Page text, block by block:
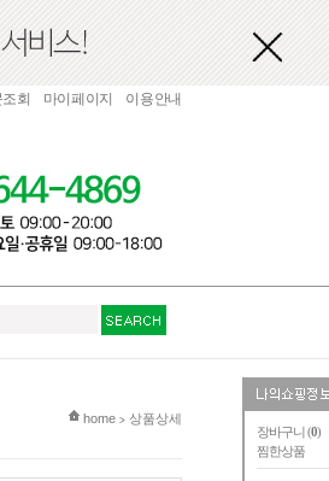
장바구니 (0)
찜한상품
회 마이페이지 이용안내
현재 위치
home > 상품상세